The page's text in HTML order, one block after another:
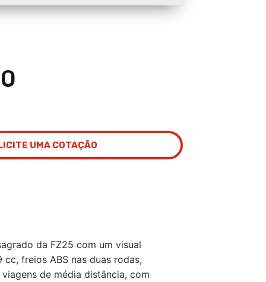
UMA COTAÇÃO
da FZ25 com um visual
freios ABS nas duas rodas,
de média distância, com